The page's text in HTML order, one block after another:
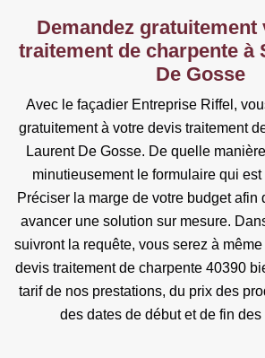
Demandez gratuitement
traitement de charpente à
De Gosse
Avec le façadier Entreprise Riffel,
gratuitement à votre devis traitement
Laurent De Gosse. De quelle
minutieusement le formulaire qui est
Préciser la marge de votre budget afin
avancer une solution sur mesure.
suivront la requête, vous serez à
devis traitement de charpente 40390
tarif de nos prestations, du prix des
des dates de début et de fin des